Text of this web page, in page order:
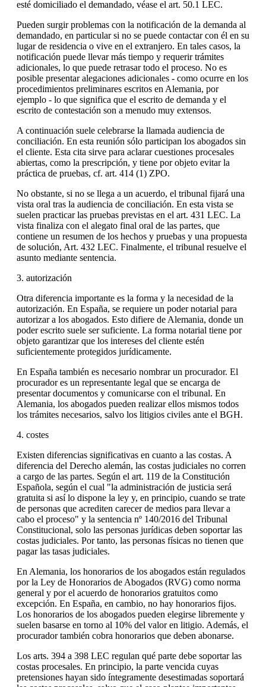
esté domiciliado el demandado, véase el art. 50.1 LEC.
Pueden surgir problemas con la notificación de la demanda al
demandado, en particular si no se puede contactar con él en su
lugar de residencia o vive en el extranjero. En tales casos, la
notificación puede llevar más tiempo y requerir trámites
adicionales, lo que puede retrasar todo el proceso. No es
posible presentar alegaciones adicionales - como ocurre en los
procedimientos preliminares escritos en Alemania, por
ejemplo - lo que significa que el escrito de demanda y el
escrito de contestación son a menudo muy extensos.
A continuación suele celebrarse la llamada audiencia de
conciliación. En esta reunión sólo participan los abogados sin
el cliente. Esta cita sirve para aclarar cuestiones procesales
abiertas, como la prescripción, y tiene por objeto evitar la
práctica de pruebas, cf. art. 414 (1) ZPO.
No obstante, si no se llega a un acuerdo, el tribunal fijará una
vista oral tras la audiencia de conciliación. En esta vista se
suelen practicar las pruebas previstas en el art. 431 LEC. La
vista finaliza con el alegato final oral de las partes, que
contiene un resumen de los hechos y pruebas y una propuesta
de solución, Art. 432 LEC. Finalmente, el tribunal resuelve el
asunto mediante sentencia.
3. autorización
Otra diferencia importante es la forma y la necesidad de la
autorización. En España, se requiere un poder notarial para
autorizar a los abogados. Esto difiere de Alemania, donde un
poder escrito suele ser suficiente. La forma notarial tiene por
objeto garantizar que los intereses del cliente estén
suficientemente protegidos jurídicamente.
En España también es necesario nombrar un procurador. El
procurador es un representante legal que se encarga de
presentar documentos y comunicarse con el tribunal. En
Alemania, los abogados pueden realizar ellos mismos todos
los trámites necesarios, salvo los litigios civiles ante el BGH.
4. costes
Existen diferencias significativas en cuanto a las costas. A
diferencia del Derecho alemán, las costas judiciales no corren
a cargo de las partes. Según el art. 119 de la Constitución
Española, según el cual "la administración de justicia será
gratuita si así lo dispone la ley y, en principio, cuando se trate
de personas que acrediten carecer de medios para llevar a
cabo el proceso" y la sentencia nº 140/2016 del Tribunal
Constitucional, solo las personas jurídicas deben soportar las
costas judiciales. Por tanto, las personas físicas no tienen que
pagar las tasas judiciales.
En Alemania, los honorarios de los abogados están regulados
por la Ley de Honorarios de Abogados (RVG) como norma
general y por el acuerdo de honorarios gratuitos como
excepción. En España, en cambio, no hay honorarios fijos.
Los honorarios de los abogados pueden elegirse libremente y
suelen basarse en torno al 10% del valor en litigio. Además, el
procurador también cobra honorarios que deben abonarse.
Los arts. 394 a 398 LEC regulan qué parte debe soportar las
costas procesales. En principio, la parte vencida cuyas
pretensiones hayan sido íntegramente desestimadas soportará